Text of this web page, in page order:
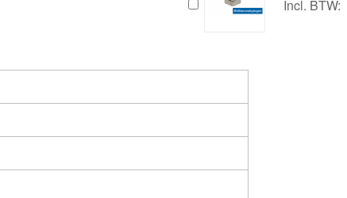
Incl. BTW: